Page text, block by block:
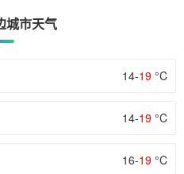
城市天气
14-19 °C
14-19 °C
16-19 °C